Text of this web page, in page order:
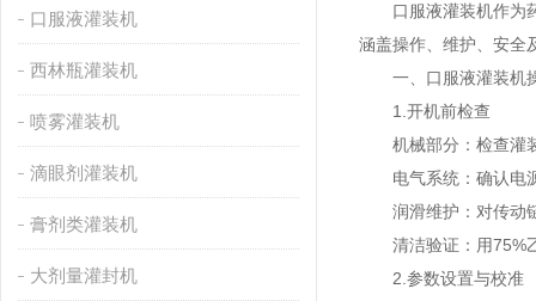
口服液灌装机
西林瓶灌装机
喷雾灌装机
滴眼剂灌装机
膏剂类灌装机
大剂量灌封机
口服液灌装机作为药
涵盖操作、维护、安全
一、 口服液灌装机
1.开机前检查
机械部分：检查灌装
电气系统：确认电源
润滑维护：对传动链
清洁验证：用75%乙
2.参数设置与校准